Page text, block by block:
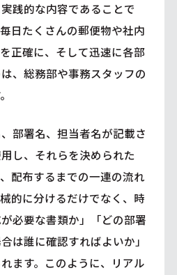
践的な内容であることで
日たくさんの郵便物や社内
正確に、そして迅速に各部
、総務部や事務スタッフの
部署名、担当者名が記載さ
し、それらを決められた
配布するまでの一連の流れ
的に分けるだけでなく、時
必要な書類か」「どの部署
は誰に確認すればよいか」
ます。このように、リアル